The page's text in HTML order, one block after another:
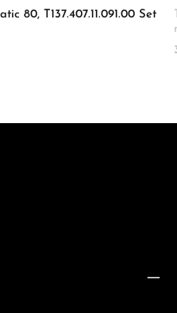
80, T137.407.11.091.00 Set